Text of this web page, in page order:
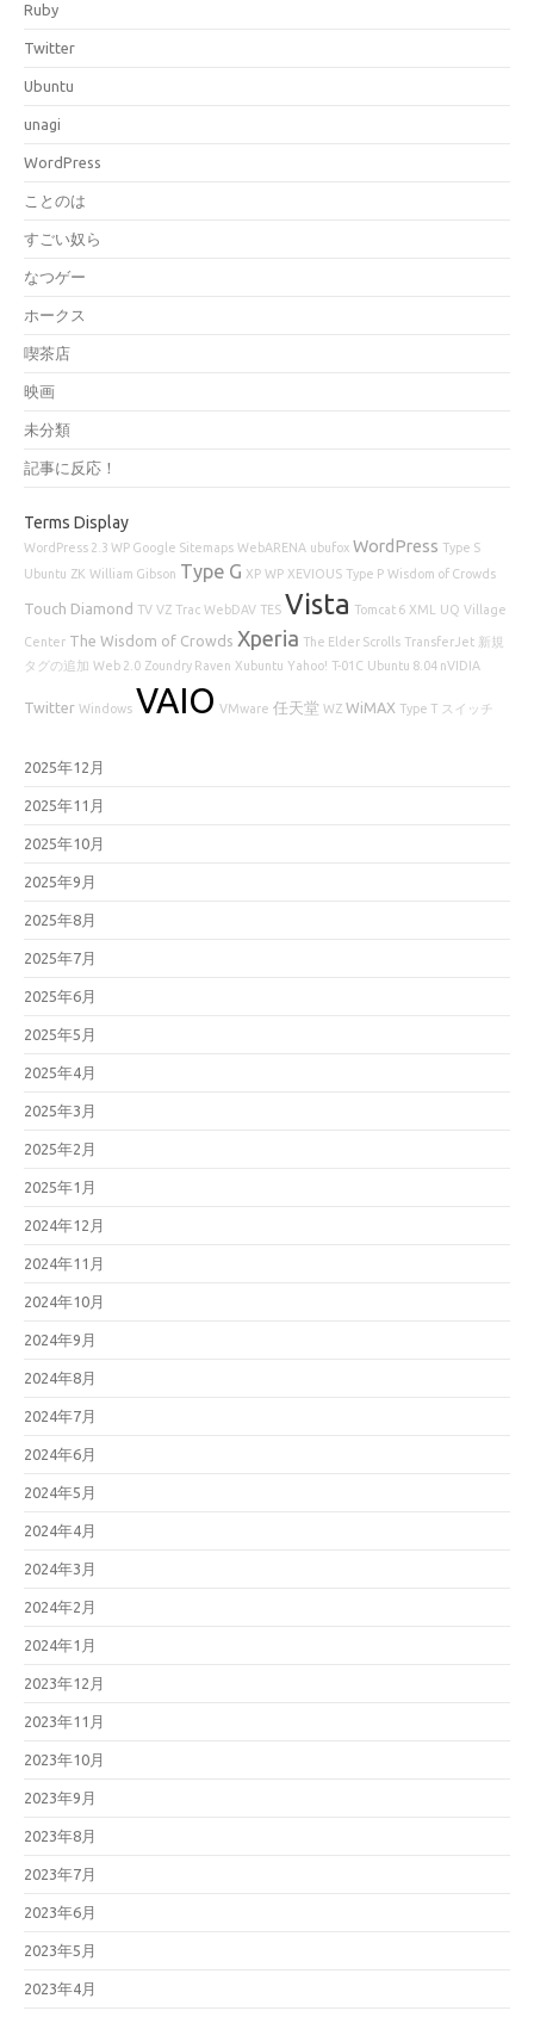
Ruby
Twitter
Ubuntu
unagi
WordPress
ことのは
すごい奴ら
なつゲー
ホークス
喫茶店
映画
未分類
記事に反応！
Terms Display
WordPress 2.3 WP Google Sitemaps WebARENA ubufox WordPress Type S
Ubuntu ZK William Gibson Type G XP WP XEVIOUS Type P Wisdom of Crowds
Touch Diamond TV VZ Trac WebDAV TES Vista Tomcat 6 XML UQ Village
Center The Wisdom of Crowds Xperia The Elder Scrolls TransferJet 新規
タグの追加 Web 2.0 Zoundry Raven Xubuntu Yahoo! T-01C Ubuntu 8.04 nVIDIA
Twitter Windows VAIO VMware 任天堂 WZ WiMAX Type T スイッチ
2025年12月
2025年11月
2025年10月
2025年9月
2025年8月
2025年7月
2025年6月
2025年5月
2025年4月
2025年3月
2025年2月
2025年1月
2024年12月
2024年11月
2024年10月
2024年9月
2024年8月
2024年7月
2024年6月
2024年5月
2024年4月
2024年3月
2024年2月
2024年1月
2023年12月
2023年11月
2023年10月
2023年9月
2023年8月
2023年7月
2023年6月
2023年5月
2023年4月